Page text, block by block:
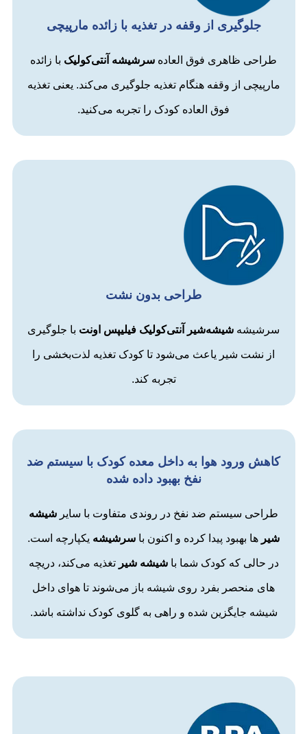
کاهش ورود هوا به داخل معده کودک با سیستم ضد
نفخ بهبود داده شده
طراحی سیستم ضد نفخ در روندی متفاوت با سایر شیشه
شیر ها بهبود پیدا کرده و اکنون با سرشیشه یکپارچه است.
در حالی که کودک شما باشیشه شیرتغذیه می‌کند، دریچه
های منحصر بفرد روی شیشه باز می‌شوند تا هوای داخل
شیشه جایگزین شده و راهی به گلوی کودک نداشته باشد.
طراحی بدون نشت
سرشیشه شیشه‌شیر آنتی‌کولیک فیلیپس اونت با جلوگیری
از نشت شیر یاعث می‌شود تا کودک تغذیه لذت‌بخشی را
تجربه کند.
جلوگیری از وقفه در تغذیه با زائده مارپیچی
طراحی ظاهری فوق العاده سرشیشه آنتی‌کولیک با زائده
مارپیچی از وقفه هنگام تغذیه جلوگیری می‌کند. یعنی تغذیه
فوق العاده کودک را تجربه می‌کنید.